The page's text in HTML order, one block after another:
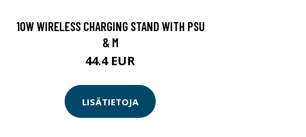
10W WIRELESS CHARGING STAND WITH PSU
& M
44.4 EUR
LISÄTIETOJA